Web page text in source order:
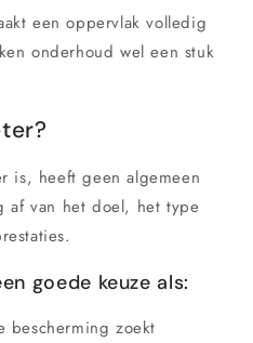
een oppervlak volledig
onderhoud wel een stuk
is, heeft geen algemeen
af van het doel, het type
goede keuze als:
bescherming zoekt